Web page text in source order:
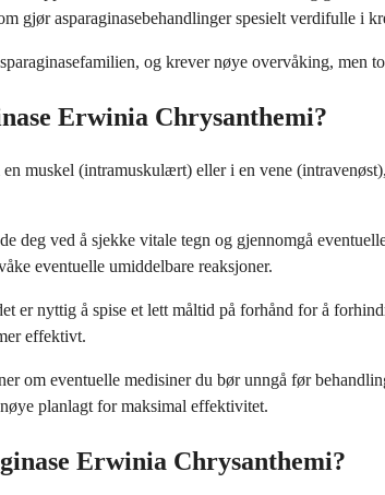
gjør asparaginasebehandlinger spesielt verdifulle i
og krever nøye overvåking, men
Erwinia Chrysanthemi?
muskel (intramuskulært) eller i en vene
deg ved å sjekke vitale tegn og gjennomgå
eventuelle umiddelbare reaksjoner.
er nyttig å spise et lett måltid på forhånd for å
effektivt.
om eventuelle medisiner du bør unngå før
planlagt for maksimal effektivitet.
Erwinia Chrysanthemi?